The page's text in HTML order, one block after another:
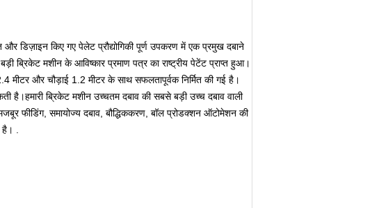
डिज़ाइन किए गए पेलेट प्रौद्योगिकी पूर्ण उपकरण में एक प्रमुख दबाने
मशीन के आविष्कार प्रमाण पत्र का राष्ट्रीय पेटेंट प्राप्त हुआ।
मीटर और चौड़ाई 1.2 मीटर के साथ सफलतापूर्वक निर्मित की गई है।
है।हमारी ब्रिकेट मशीन उच्चतम दबाव की सबसे बड़ी उच्च दबाव वाली
फीडिंग, समायोज्य दबाव, बौद्धिककरण, बॉल प्रोडक्शन ऑटोमेशन की
.